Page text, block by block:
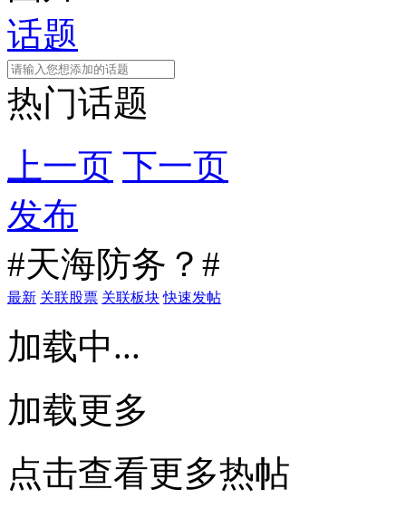
话题
热门话题
上一页 下一页
发布
#天海防务？#
最新 关联股票 关联板块 快速发帖
加载中...
加载更多
点击查看更多热帖